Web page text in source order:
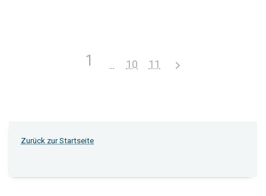
1 10 11
Zurück zur Startseite